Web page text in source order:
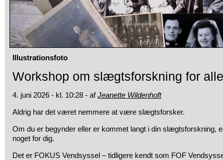
Illustrationsfoto
Workshop om slægtsforskning for alle
4. juni 2026 - kl. 10:28 - afJeanette Wildenhoft
Aldrig har det været nemmere at være slægtsforsker.
Om du er begynder eller er kommet langt i din slægtsforskning,
noget for dig.
Det er FOKUS Vendsyssel – tidligere kendt som FOF